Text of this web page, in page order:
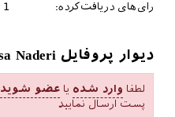
رای‌های دریافت‌کرده:
1
دیوار پروفایل Parisa Naderi
لطفا وارد شده یاعضو شوید
پست ارسال نمایید